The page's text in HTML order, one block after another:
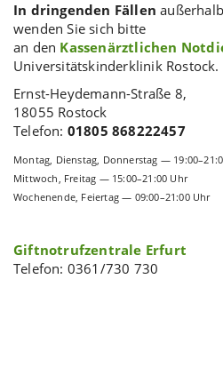
In dringenden Fällen
wenden Sie sich bitte
an den Kassenärztlichen
Universitätskinderklinik Rostock.
Ernst-Heydemann-Straße 8,
18055 Rostock
Telefon: 01805 868222457
Montag, Dienstag, Donnerstag —
Mittwoch, Freitag — 15:00–21:00 Uhr
Wochenende, Feiertag — 09:00–21:00 Uhr
Giftnotrufzentrale Erfurt
Telefon: 0361/730 730